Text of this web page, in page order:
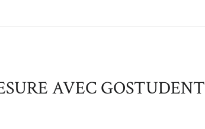
AVEC GOSTUDENT